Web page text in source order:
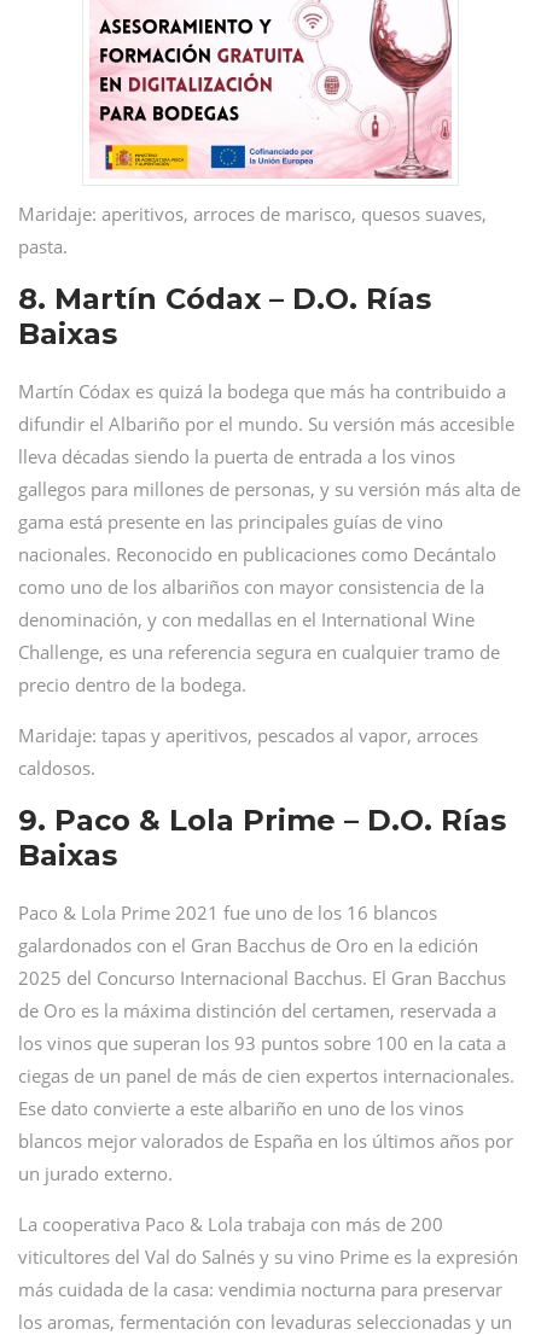
Maridaje: aperitivos, arroces de marisco, quesos suaves,
pasta.
8. Martín Códax – D.O. Rías
Baixas
Martín Códax es quizá la bodega que más ha contribuido a
difundir el Albariño por el mundo. Su versión más accesible
lleva décadas siendo la puerta de entrada a los vinos
gallegos para millones de personas, y su versión más alta de
gama está presente en las principales guías de vino
nacionales. Reconocido en publicaciones como Decántalo
como uno de los albariños con mayor consistencia de la
denominación, y con medallas en el International Wine
Challenge, es una referencia segura en cualquier tramo de
precio dentro de la bodega.
Maridaje: tapas y aperitivos, pescados al vapor, arroces
caldosos.
9. Paco & Lola Prime – D.O. Rías
Baixas
Paco & Lola Prime 2021 fue uno de los 16 blancos
galardonados con el Gran Bacchus de Oro en la edición
2025 del Concurso Internacional Bacchus. El Gran Bacchus
de Oro es la máxima distinción del certamen, reservada a
los vinos que superan los 93 puntos sobre 100 en la cata a
ciegas de un panel de más de cien expertos internacionales.
Ese dato convierte a este albariño en uno de los vinos
blancos mejor valorados de España en los últimos años por
un jurado externo.
La cooperativa Paco & Lola trabaja con más de 200
viticultores del Val do Salnés y su vino Prime es la expresión
más cuidada de la casa: vendimia nocturna para preservar
los aromas, fermentación con levaduras seleccionadas y un